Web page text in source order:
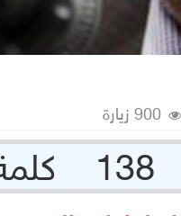
900 زيارة